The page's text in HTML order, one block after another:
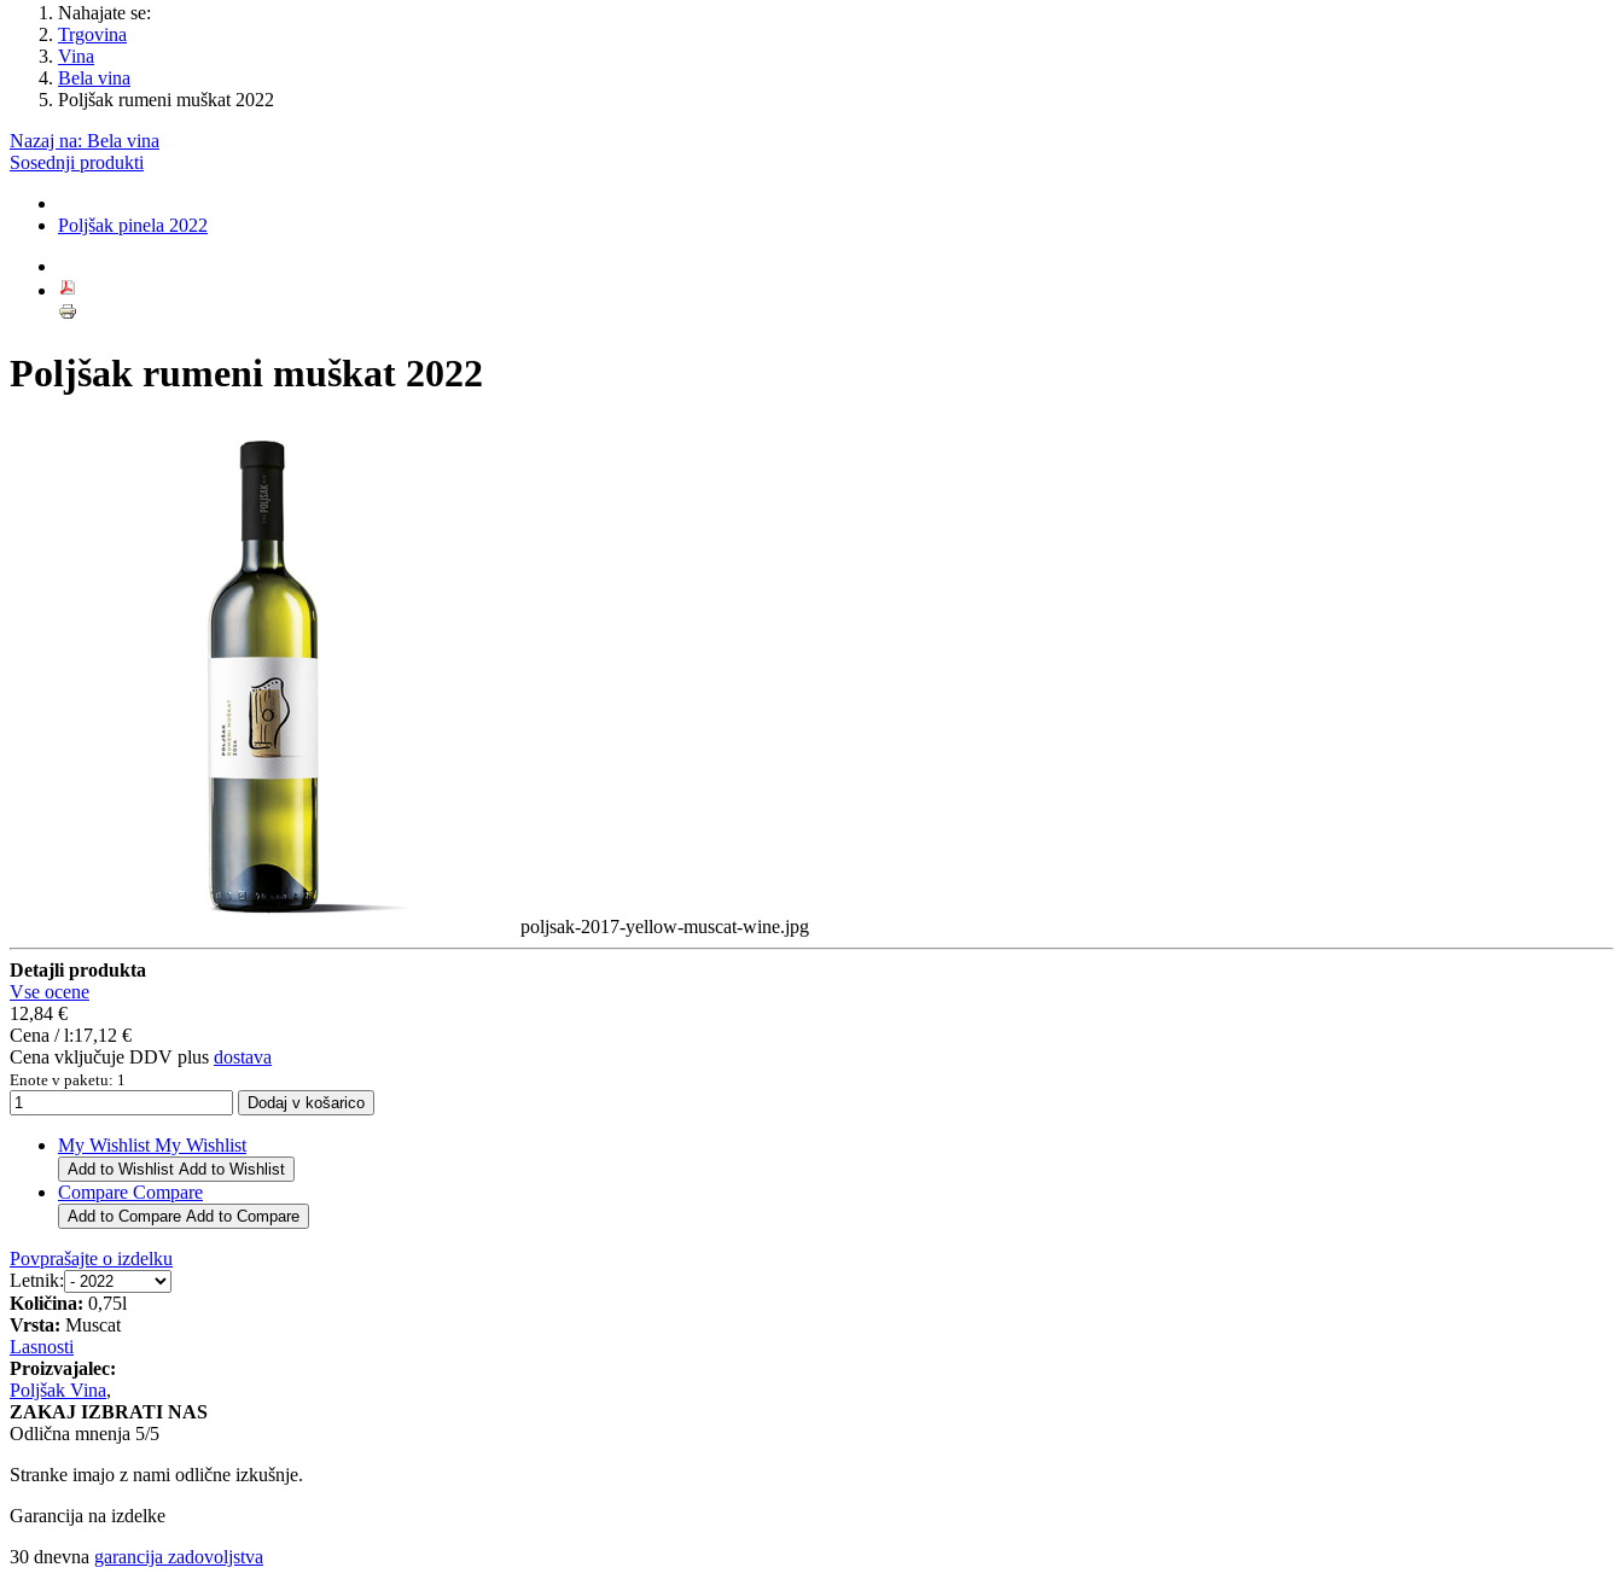
Nahajate se:
Trgovina
Vina
Bela vina
Poljšak rumeni muškat 2022
Nazaj na: Bela vina
Sosednji produkti
Poljšak pinela 2022
Poljšak rumeni muškat 2022
poljsak-2017-yellow-muscat-wine.jpg
Detajli produkta
Vse ocene
12,84 €
Cena / l:17,12 €
Cena vključuje DDV plus dostava
Enote v paketu: 1
My Wishlist My Wishlist
Add to Wishlist Add to Wishlist
Compare Compare
Add to Compare Add to Compare
Povprašajte o izdelku
Letnik:
Količina: 0,75l
Vrsta: Muscat
Lasnosti
Proizvajalec:
Poljšak Vina,
ZAKAJ IZBRATI NAS
Odlična mnenja 5/5
Stranke imajo z nami odlične izkušnje.
Garancija na izdelke
30 dnevna garancija zadovoljstva